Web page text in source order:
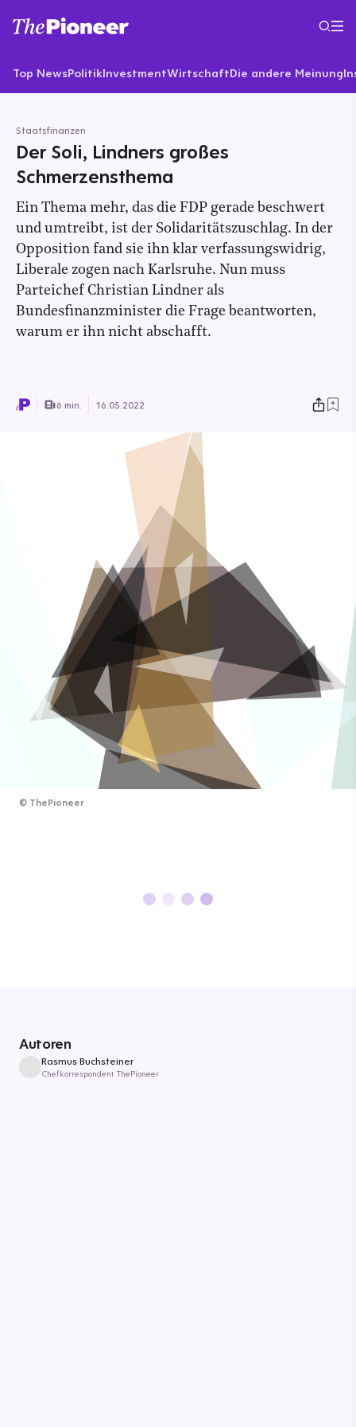
Top NewsPolitikInvestmentWirtschaftDie andere Meinung
Staatsfinanzen
Der Soli, Lindners großes
Schmerzensthema
Ein Thema mehr, das die FDP gerade beschwert
und umtreibt, ist der Solidaritätszuschlag. In der
Opposition fand sie ihn klar verfassungswidrig,
Liberale zogen nach Karlsruhe. Nun muss
Parteichef Christian Lindner als
Bundesfinanzminister die Frage beantworten,
warum er ihn nicht abschafft.
6 min. 16.05.2022
© ThePioneer
Autoren
Rasmus Buchsteiner
Chefkorrespondent ThePioneer